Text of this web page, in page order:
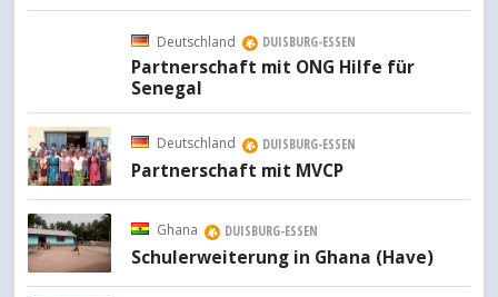
Deutschland DUISBURG-ESSEN
Partnerschaft mit ONG Hilfe für
Senegal
Deutschland DUISBURG-ESSEN
Partnerschaft mit MVCP
Ghana DUISBURG-ESSEN
Schulerweiterung in Ghana (Have)